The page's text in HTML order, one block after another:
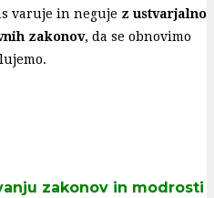
varuje in neguje z ustvarjalno
zakonov, da se obnovimo
zakonov in modrosti